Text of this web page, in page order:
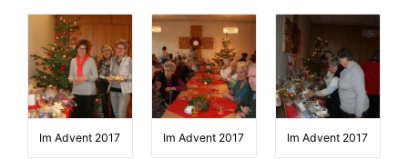
Im Advent 2017 Im Advent 2017 Im Advent 2017